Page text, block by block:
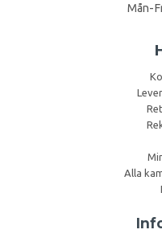
Mån-
Alla